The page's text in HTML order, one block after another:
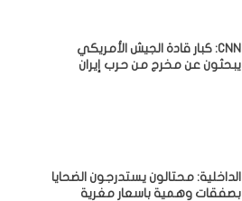
CNN: كبار قادة الجيش الأمريكي
يبحثون عن مخرج من حرب إيران
الداخلية: محتالون يستدرجون الضحايا
بصفقات وهمية باسعار مغرية